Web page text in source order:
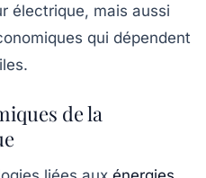
électrique, mais aussi
qui dépendent
de la